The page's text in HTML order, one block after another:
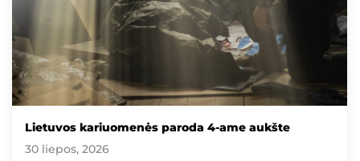
Lietuvos kariuomenės paroda 4-ame aukšte
30 liepos, 2026